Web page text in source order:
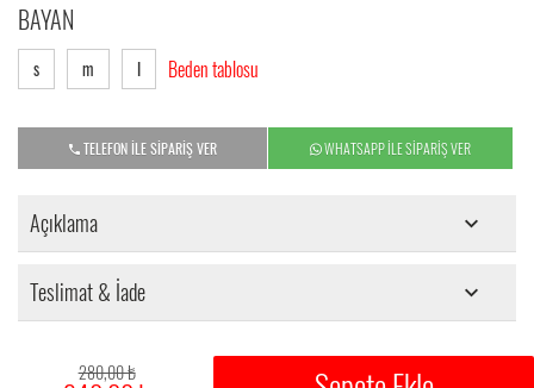
280,00 ₺
BAYAN
s m l Beden tablosu
TELEFON İLE SİPARİŞ VER WHATSAPP İLE SİPARİŞ VER
Açıklama
Teslimat & İade